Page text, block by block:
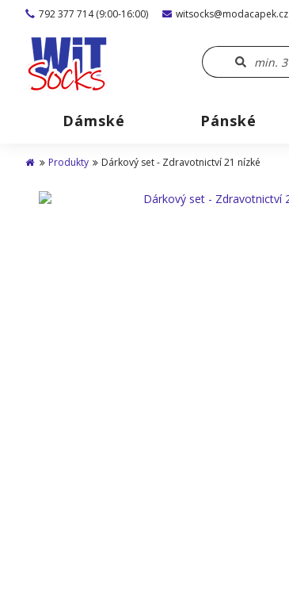
792 377 714 (9:00-16:00) witsocks@modacapek.cz
Dámské Pánské
Produkty Dárkový set - Zdravotnictví 21 nízké